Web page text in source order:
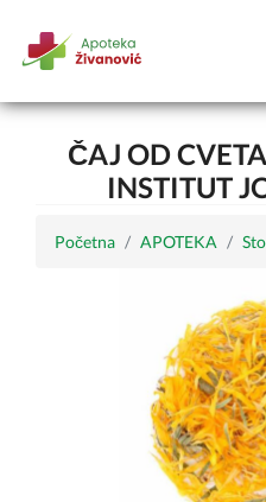
ČAJ OD
INSTITUT
Početna APOTEKA